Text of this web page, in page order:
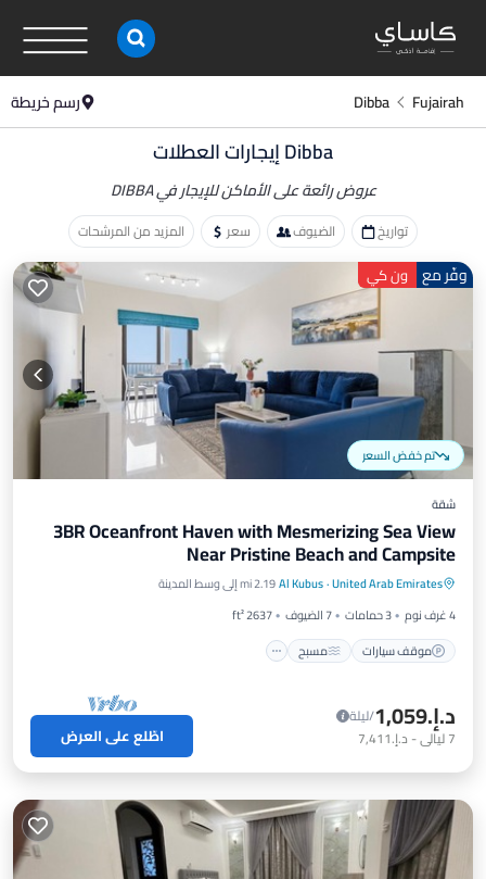
Fujairah
Dibba رسم خريطة
Dibba إيجارات العطلات
عروض رائعة على الأماكنللإيجار في DIBBA
تواريخ الضيوف سعر المزيد من المرشحات
تم خفض السعر
وفّر مع ون كي
شقة
3BR Oceanfront Haven with Mesmerizing Sea View
Near Pristine Beach and Campsite
United Arab Emirates
·
Al Kubus2.19 mi إلى وسط المدينة
4 غرف نوم
3 حمامات 7 الضيوف
2637 ft²
موقف سيارات
مسبح
موقف سيارات مسبح
شرفة / تراس
مطبخ
د.إ.‏1,059
/ليلة
7ليالي- د.إ.‏7,411 اطّلع على العرض